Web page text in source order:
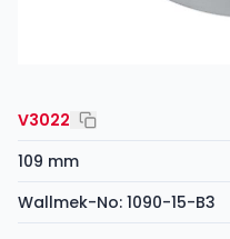
V3022
109 mm
Wallmek-No: 1090-15-B3